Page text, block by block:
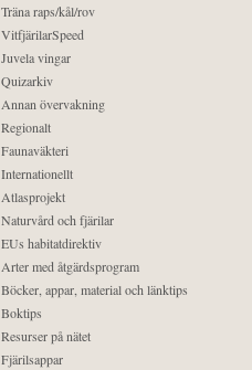
Träna raps/kål/rov
VitfjärilarSpeed
Juvela vingar
Quizarkiv
Annan övervakning
Regionalt
Faunaväkteri
Internationellt
Atlasprojekt
Naturvård och fjärilar
EUs habitatdirektiv
Arter med åtgärdsprogram
Böcker, appar, material och länktips
Boktips
Resurser på nätet
Fjärilsappar